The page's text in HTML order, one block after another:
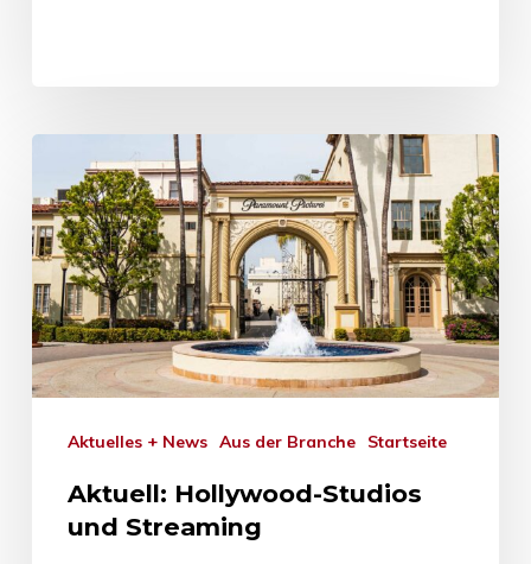
Aktuelles + News Aus der Branche Startseite
Aktuell: Hollywood-Studios
und Streaming